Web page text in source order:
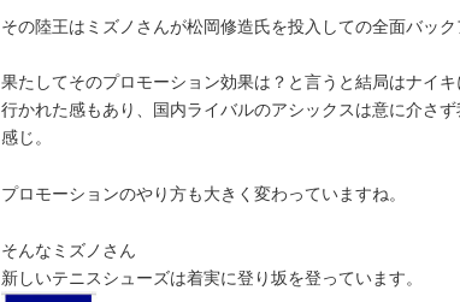
その陸王はミズノさんが松岡修造氏を投入しての全面バック
果たしてそのプロモーション効果は？と言うと結局はナイ
行かれた感もあり、国内ライバルのアシックスは意に介さ
感じ。
プロモーションのやり方も大きく変わっていますね。
そんなミズノさん
新しいテニスシューズは着実に登り坂を登っています。